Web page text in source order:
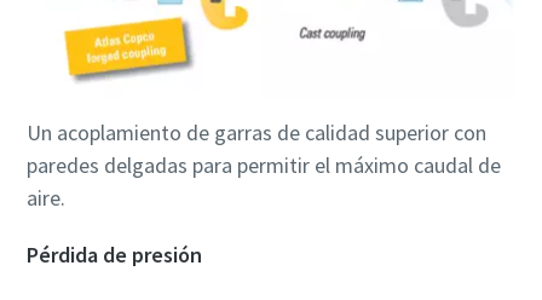
Un acoplamiento de garras de calidad superior con
paredes delgadas para permitir el máximo caudal de
aire.
Pérdida de presión